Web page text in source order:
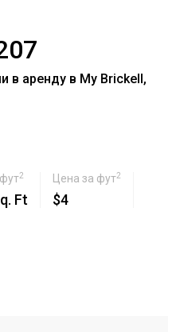
в аренду в My Brickell,
2
Ft
Цена за фут2
$4